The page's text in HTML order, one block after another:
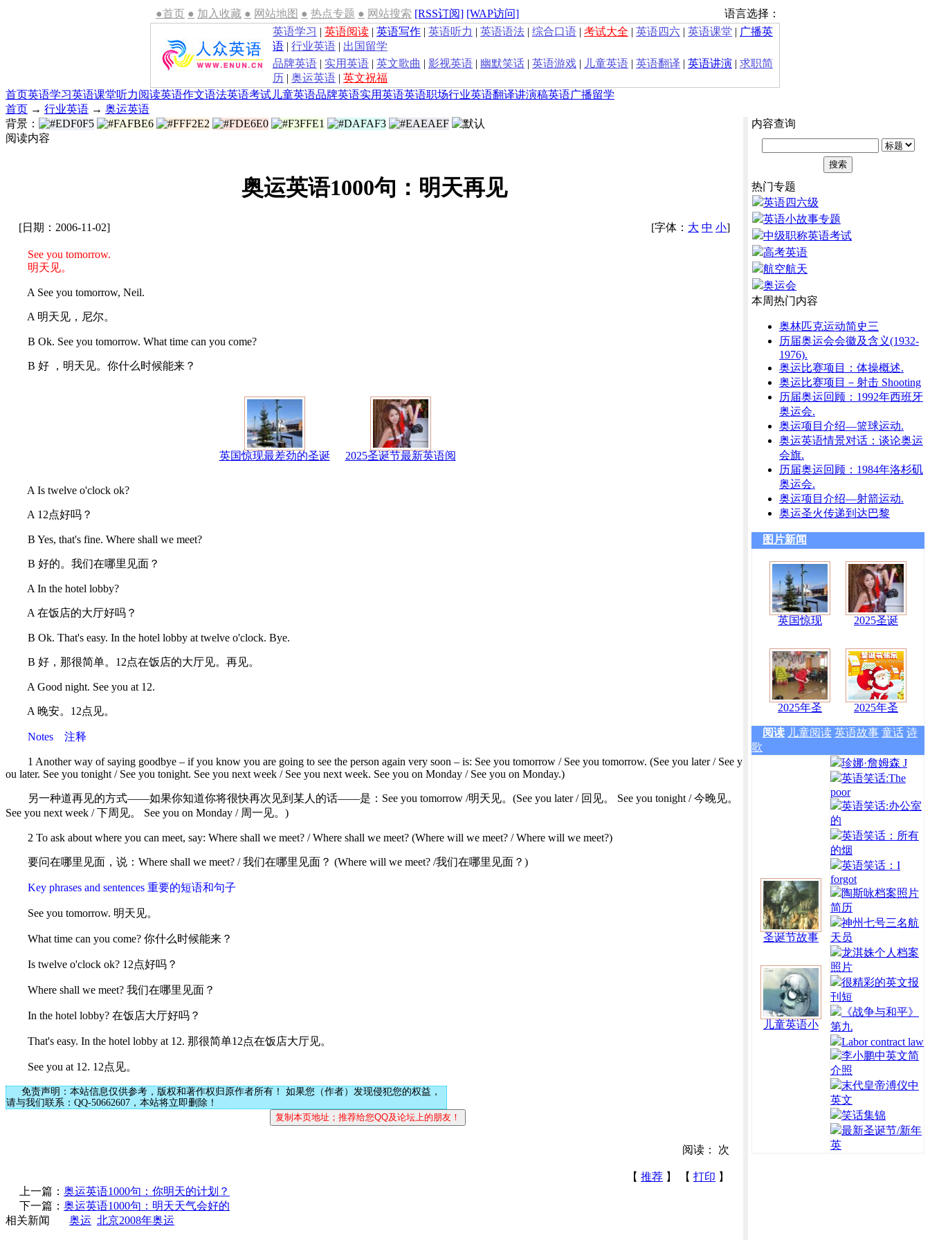
●首页 ● 加入收藏 ● 网站地图 ● 热点专题 ● 网站搜索 [RSS订阅] [WAP访问]
语言选择：
英语学习 | 英语阅读 | 英语写作 | 英语听力 | 英语语法 | 综合口语 | 考试大全 | 英语四六 | 英语课堂 | 广播英
语 | 行业英语 | 出国留学
品牌英语 | 实用英语 | 英文歌曲 | 影视英语 | 幽默笑话 | 英语游戏 | 儿童英语 | 英语翻译 | 英语讲演 | 求职简
历 | 奥运英语 | 英文祝福
首页英语学习英语课堂听力阅读英语作文语法英语考试 儿童英语品牌英语实用英语英语职场行业英语翻译讲演稿英语广播留学
首页 → 行业英语 → 奥运英语
背景：
阅读内容
奥运英语1000句：明天再见
[日期：2006-11-02] [字体： 大 中 小]
See you tomorrow.
明天见。
A See you tomorrow, Neil.
A 明天见，尼尔。
B Ok. See you tomorrow. What time can you come?
B 好 ，明天见。你什么时候能来？
英国惊现最差劲的圣诞 2025圣诞节最新英语阅
A Is twelve o'clock ok?
A 12点好吗？
B Yes, that's fine. Where shall we meet?
B 好的。我们在哪里见面？
A In the hotel lobby?
A 在饭店的大厅好吗？
B Ok. That's easy. In the hotel lobby at twelve o'clock. Bye.
B 好，那很简单。12点在饭店的大厅见。再见。
A Good night. See you at 12.
A 晚安。12点见。
Notes 注释
1 Another way of saying goodbye – if you know you are going to see the person again very soon – is: See you tomorrow / See you tomorrow. (See you later / See y
ou later. See you tonight / See you tonight. See you next week / See you next week. See you on Monday / See you on Monday.)
另一种道再见的方式——如果你知道你将很快再次见到某人的话——是：See you tomorrow /明天见。(See you later / 回见。 See you tonight / 今晚见。
See you next week / 下周见。 See you on Monday / 周一见。)
2 To ask about where you can meet, say: Where shall we meet? / Where shall we meet? (Where will we meet? / Where will we meet?)
要问在哪里见面，说：Where shall we meet? / 我们在哪里见面？ (Where will we meet? /我们在哪里见面？)
Key phrases and sentences 重要的短语和句子
See you tomorrow. 明天见。
What time can you come? 你什么时候能来？
Is twelve o'clock ok? 12点好吗？
Where shall we meet? 我们在哪里见面？
In the hotel lobby? 在饭店大厅好吗？
That's easy. In the hotel lobby at 12. 那很简单12点在饭店大厅见。
See you at 12. 12点见。
免责声明：本站信息仅供参考，版权和著作权归原作者所有！ 如果您（作者）发现侵犯您的权益，
请与我们联系：QQ-50662607，本站将立即删除！
阅读： 次
【 推荐 】 【 打印 】
上一篇： 奥运英语1000句：你明天的计划？
下一篇： 奥运英语1000句：明天天气会好的
相关新闻
奥运 北京2008年奥运
内容查询
热门专题
英语四六级
英语小故事专题
中级职称英语考试
高考英语
航空航天
奥运会
本周热门内容
奥林匹克运动简史三
历届奥运会会徽及含义(1932-
1976).
奥运比赛项目：体操概述.
奥运比赛项目－射击 Shooting
历届奥运回顾：1992年西班牙
奥运会.
奥运项目介绍—篮球运动.
奥运英语情景对话：谈论奥运
会旗.
历届奥运回顾：1984年洛杉矶
奥运会.
奥运项目介绍—射箭运动.
奥运圣火传递到达巴黎
图片新闻
英国惊现 2025圣诞
2025年圣 2025年圣
阅读 儿童阅读 英语故事 童话 诗
歌
圣诞节故事
儿童英语小
珍娜·詹姆森 J
英语笑话:The
poor
英语笑话:办公室
的
英语笑话：所有
的烟
英语笑话：I
forgot
陶斯咏档案照片
简历
神州七号三名航
天员
龙淇姝个人档案
照片
很精彩的英文报
刊短
《战争与和平》
第九
Labor contract law
李小鹏中英文简
介照
末代皇帝溥仪中
英文
笑话集锦
最新圣诞节/新年
英